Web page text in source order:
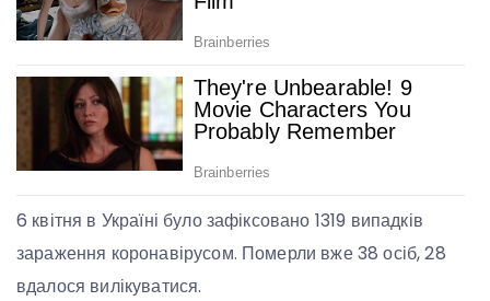
6 квітня в Україні було зафіксовано 1319 випадків
зараження коронавірусом. Померли вже 38 осіб, 28
вдалося вилікуватися.